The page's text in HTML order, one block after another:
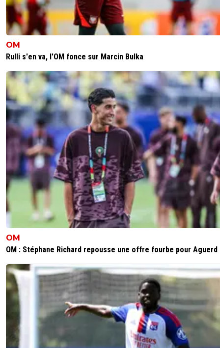
OM
Rulli s'en va, l'OM fonce sur Marcin Bulka
OM
OM : Stéphane Richard repousse une offre fourbe pour Aguerd